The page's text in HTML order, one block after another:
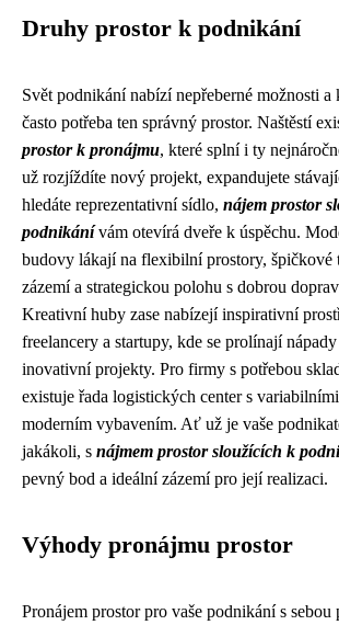
Druhy prostor k podnikání
Svět podnikání nabízí nepřeberné možnosti
často potřeba ten správný prostor. Naštěstí
prostor k pronájmu, které splní i ty
už rozjíždíte nový projekt, expandujete
hledáte reprezentativní sídlo, nájem prostor
podnikánívám otevírá dveře k úspěchu.
budovy lákají na flexibilní prostory, špičkové
zázemí a strategickou polohu s dobrou
Kreativní huby zase nabízejí inspirativní
freelancery a startupy, kde se prolínají
inovativní projekty. Pro firmy s potřebou
existuje řada logistických center s
moderním vybavením. Ať už je vaše
jakákoli, s nájmem prostor sloužících k
pevný bod a ideální zázemí pro její realizaci.
Výhody pronájmu prostor
Pronájem prostor pro vaše podnikání s sebou